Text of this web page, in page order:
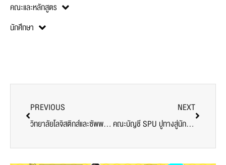
คณะและหลักสูตร
นักศึกษา
PREVIOUS
วิทยาลัยโลจิสติกส์และซัพพลายเชน SPU ติดปีกทักษะ AI & Automation พลิกโฉมอุตสาหกรรมยุคใหม่
NEXT
คณะบัญชี SPU ปูทางสู่นักบัญชียุคใหม่ จัดอบรม ‘AI for Accountancy’ เสริมพลังเทคโนโลยี พลิกโฉมสู่อนาคตดิจิทัล